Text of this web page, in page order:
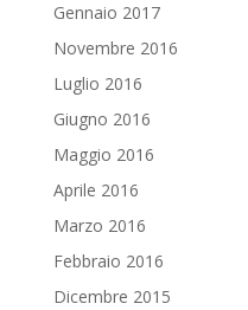
Gennaio 2017
Novembre 2016
Luglio 2016
Giugno 2016
Maggio 2016
Aprile 2016
Marzo 2016
Febbraio 2016
Dicembre 2015